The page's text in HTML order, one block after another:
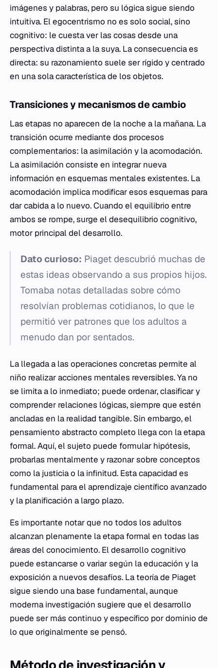
imágenes y palabras, pero su lógica sigue siendo
intuitiva. El egocentrismo no es solo social, sino
cognitivo: le cuesta ver las cosas desde una
perspectiva distinta a la suya. La consecuencia es
directa: su razonamiento suele ser rígido y centrado
en una sola característica de los objetos.
Transiciones y mecanismos de cambio
Las etapas no aparecen de la noche a la mañana. La
transición ocurre mediante dos procesos
complementarios: la asimilación y la acomodación.
La asimilación consiste en integrar nueva
información en esquemas mentales existentes. La
acomodación implica modificar esos esquemas para
dar cabida a lo nuevo. Cuando el equilibrio entre
ambos se rompe, surge el desequilibrio cognitivo,
motor principal del desarrollo.
Dato curioso: Piaget descubrió muchas de
estas ideas observando a sus propios hijos.
Tomaba notas detalladas sobre cómo
resolvían problemas cotidianos, lo que le
permitió ver patrones que los adultos a
menudo dan por sentados.
La llegada a las operaciones concretas permite al
niño realizar acciones mentales reversibles. Ya no
se limita a lo inmediato; puede ordenar, clasificar y
comprender relaciones lógicas, siempre que estén
ancladas en la realidad tangible. Sin embargo, el
pensamiento abstracto completo llega con la etapa
formal. Aquí, el sujeto puede formular hipótesis,
probarlas mentalmente y razonar sobre conceptos
como la justicia o la infinitud. Esta capacidad es
fundamental para el aprendizaje científico avanzado
y la planificación a largo plazo.
Es importante notar que no todos los adultos
alcanzan plenamente la etapa formal en todas las
áreas del conocimiento. El desarrollo cognitivo
puede estancarse o variar según la educación y la
exposición a nuevos desafíos. La teoría de Piaget
sigue siendo una base fundamental, aunque
moderna investigación sugiere que el desarrollo
puede ser más continuo y específico por dominio de
lo que originalmente se pensó.